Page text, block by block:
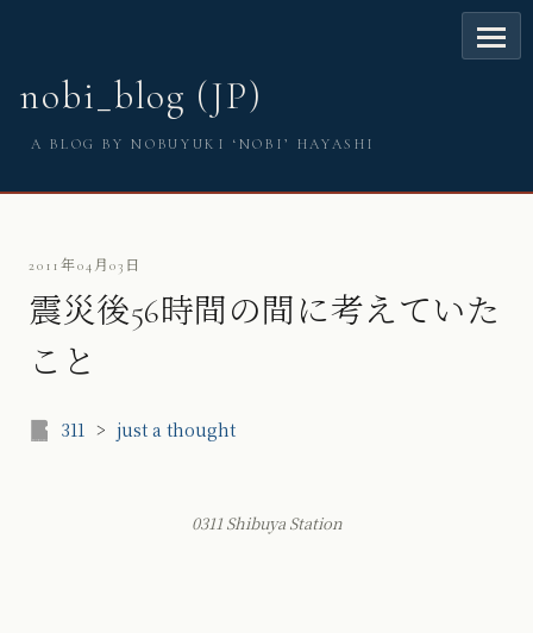
nobi_blog (JP)
A BLOG BY NOBUYUKI ‘NOBI’ HAYASHI
2011年04月03日
震災後56時間の間に考えていた
こと
311 > just a thought
0311 Shibuya Station